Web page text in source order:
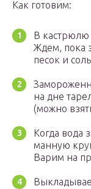
Как готовим:
В кастрюлю
Ждем, пока
песок и
на дне
(можно
Когда вода
манную
Варим на